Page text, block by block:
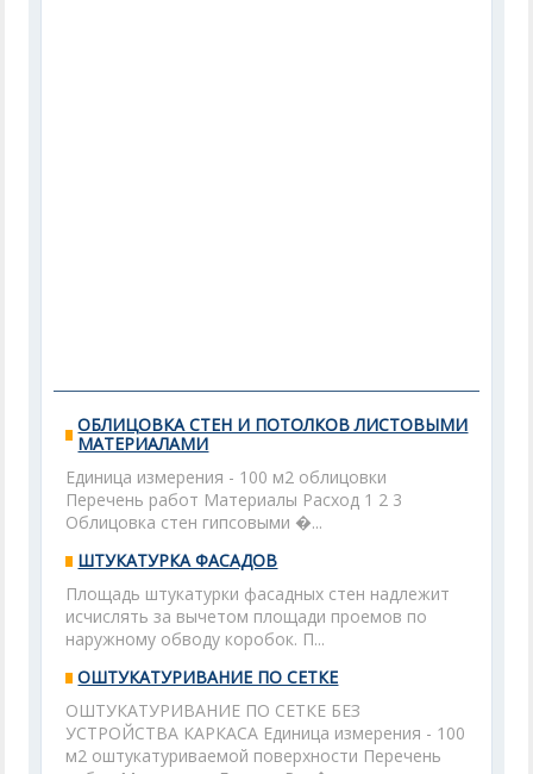
ОБЛИЦОВКА СТЕН И ПОТОЛКОВ ЛИСТОВЫМИ
МАТЕРИАЛАМИ
Единица измерения - 100 м2 облицовки
Перечень работ Материалы Расход 1 2 3
Облицовка стен гипсовыми �...
ШТУКАТУРКА ФАСАДОВ
Площадь штукатурки фасадных стен надлежит
исчислять за вычетом площади проемов по
наружному обводу коробок. П...
ОШТУКАТУРИВАНИЕ ПО СЕТКЕ
ОШТУКАТУРИВАНИЕ ПО СЕТКЕ БЕЗ
УСТРОЙСТВА КАРКАСА Единица измерения - 100
м2 оштукатуриваемой поверхности Перечень